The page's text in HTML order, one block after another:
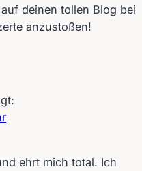
deinen tollen Blog bei
anzustoßen!
ehrt mich total. Ich